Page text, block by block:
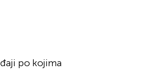
po kojima